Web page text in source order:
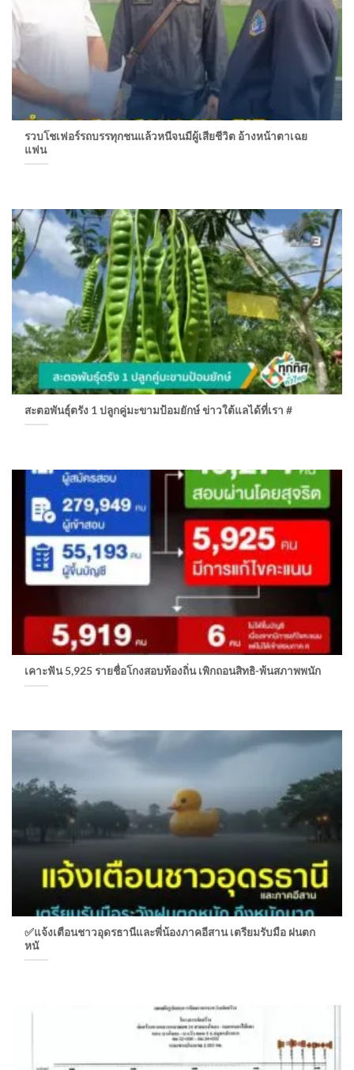
รวบโชเฟอร์รถบรรทุกชนแล้วหนีจนมีผู้เสียชีวิต อ้างหน้าตาเฉย
แฟน
สะตอพันธุ์ตรัง 1 ปลูกคู่มะขามป้อมยักษ์ ข่าวใต้แลได้ที่เรา #
เคาะฟัน 5,925 รายชื่อโกงสอบท้องถิ่น เพิกถอนสิทธิ-พ้นสภาพพนัก
✅แจ้งเตือนชาวอุดรธานีและพี่น้องภาคอีสาน เตรียมรับมือ ฝนตก
หนั